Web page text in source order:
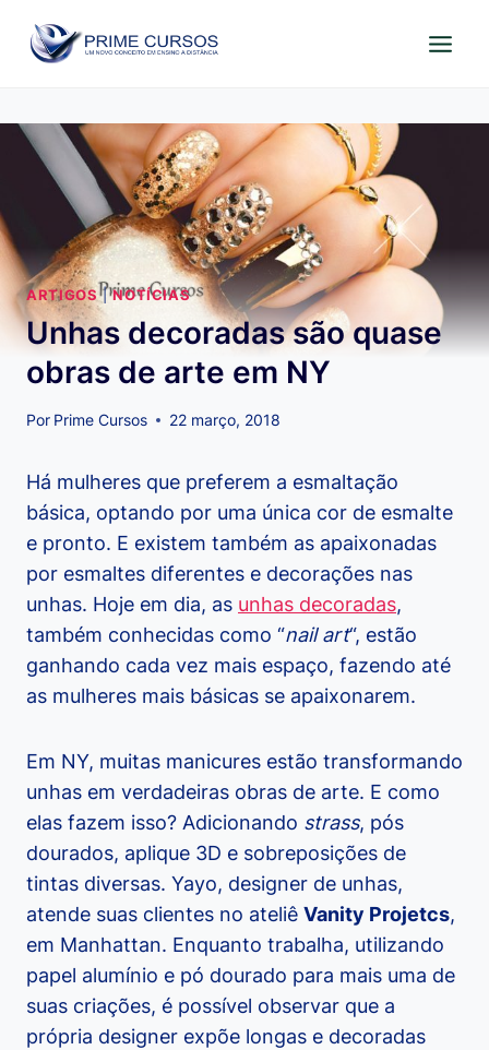
para
ARTIGOS |NOTÍCIAS
Unhas decoradas são quase
obras de arte em NY
Por Prime Cursos 22 março, 2018
Há mulheres que preferem a esmaltação
básica, optando por uma única cor de esmalte
e pronto. E existem também as apaixonadas
por esmaltes diferentes e decorações nas
unhas. Hoje em dia, as unhas decoradas,
também conhecidas como “nail art“, estão
ganhando cada vez mais espaço, fazendo até
as mulheres mais básicas se apaixonarem.
Em NY, muitas manicures estão transformando
unhas em verdadeiras obras de arte. E como
elas fazem isso? Adicionando strass, pós
dourados, aplique 3D e sobreposições de
tintas diversas. Yayo, designer de unhas,
atende suas clientes no ateliê Vanity Projetcs,
em Manhattan. Enquanto trabalha, utilizando
papel alumínio e pó dourado para mais uma de
suas criações, é possível observar que a
própria designer expõe longas e decoradas